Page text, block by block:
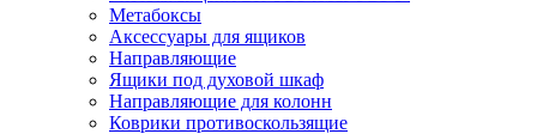
Метабоксы
Аксессуары для ящиков
Направляющие
Ящики под духовой шкаф
Направляющие для колонн
Коврики противоскользящие